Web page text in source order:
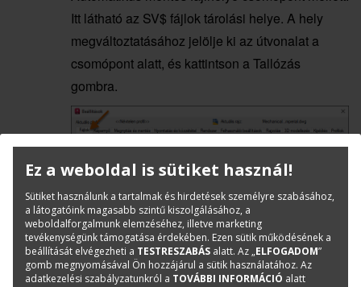
Itt látható az SV$ fájlok tárolási helye. A hely
megváltoztatásához jelölje ki az útvonalat a
csomópont alatt, és kattintson a Tallózás
gombra.
Kattintson a Megnyitás és mentés fülre.
A Fájlok biztonsági beállításai szakaszban
ellenőrizze, hogy be van-e jelölve az
Ez a weboldal is sütiket használ!
Sütiket használunk a tartalmak és hirdetések személyre szabásához,
a látogatóink magasabb szintű kiszolgálásához, a
weboldalforgalmunk elemzéséhez, illetve marketing
tevékenységünk támogatása érdekében. Ezen sütik működésének a
beállítását elvégezheti a TESTRESZABÁS alatt. Az „ELFOGADOM”
gomb megnyomásával Ön hozzájárul a sütik használatához. Az
adatkezelési szabályzatunkról a TOVÁBBI INFORMÁCIÓ alatt